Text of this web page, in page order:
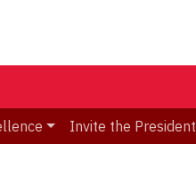
Invite the President